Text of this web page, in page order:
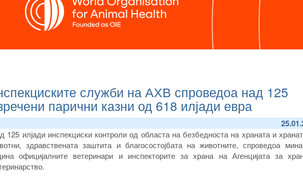
служби на АХВ спроведоа над 125
парични казни од 618 илјади евра
125 илјади инспекциски контроли од областа на безбедноста на храната и
здравствената заштита и благосостојбата на животните, спроведоа
официјалните ветеринари и инспекторите за храна на Агенцијата за